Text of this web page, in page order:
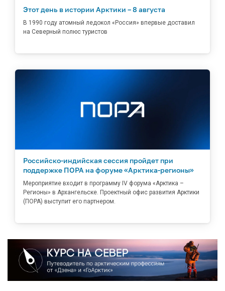
Этот день в истории Арктики – 8 августа
В 1990 году атомный ледокол «Россия» впервые доставил
на Северный полюс туристов
Российско-индийская сессия пройдет при
поддержке ПОРА на форуме «Арктика-регионы»
Мероприятие входит в программу IV форума «Арктика –
Регионы» в Архангельске. Проектный офис развития Арктики
(ПОРА) выступит его партнером.